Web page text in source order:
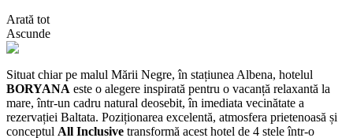
Arată tot
Ascunde
Situat chiar pe malul Mării Negre, în stațiunea Albena, hotelul
BORYANA este o alegere inspirată pentru o vacanță relaxantă la
mare, într-un cadru natural deosebit, în imediata vecinătate a
rezervației Baltata. Poziționarea excelentă, atmosfera prietenoasă și
conceptul All Inclusive transformă acest hotel de 4 stele într-o